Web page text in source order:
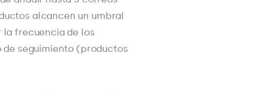
alcancen un umbral
la frecuencia de los
seguimiento (productos